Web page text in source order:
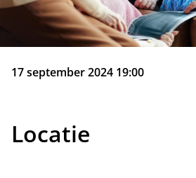
17 september 2024 19:00
Locatie